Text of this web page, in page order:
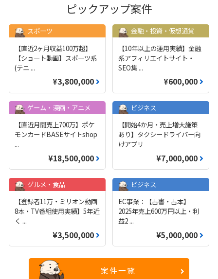
ピックアップ案件
スポーツ
【直近2ヶ月収益100万超】
【ショート動画】スポーツ系
(テニ ...
¥3,800,000
金融・投資・仮想通貨
【10年以上の運用実績】金融
系アフィリエイトサイト・
SEO集 ...
¥600,000
ゲーム・漫画・アニメ
【直近月間売上700万】ポケ
モンカードBASEサイトshop
...
¥18,500,000
ビジネス
【開始4か月・売上増大施策
あり】タクシードライバー向
けアプリ
¥7,000,000
グルメ・食品
【登録者11万・ミリオン動画
8本・TV番組使用実績】5年近
く ...
¥3,500,000
ビジネス
EC事業：【古書・古本】
2025年売上600万円以上・利
益2 ...
¥5,000,000
案件一覧